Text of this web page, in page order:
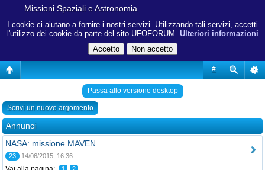
I cookie ci aiutano a fornire i nostri servizi. Utilizzando tali servizi, accetti
l'utilizzo dei cookie da parte del sito UFOFORUM. Ulteriori informazioni
#
Missioni Spaziali e Astronomia
Passa allo versione desktop
Scrivi un nuovo argomento
Annunci
NASA: missione MAVEN
23 14/06/2015, 16:36